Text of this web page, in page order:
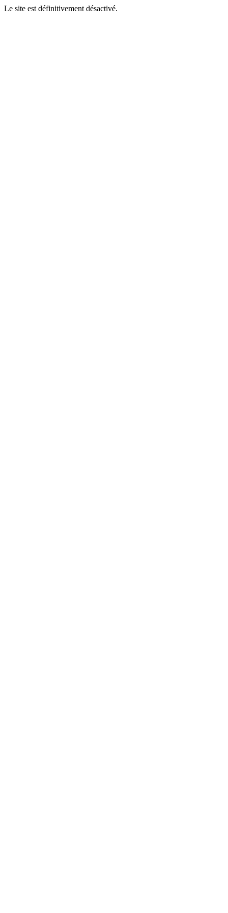
Le site est définitivement désactivé.